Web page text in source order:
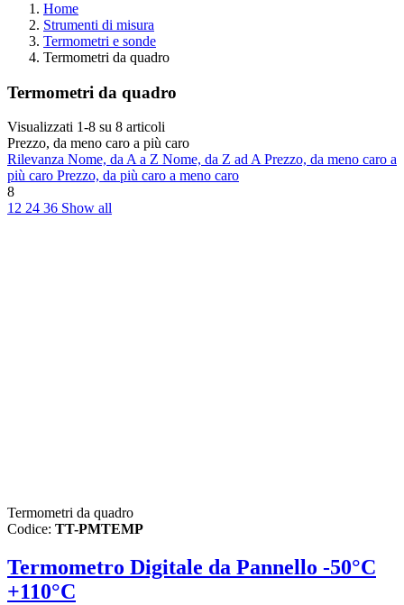
Home
Strumenti di misura
Termometri e sonde
Termometri da quadro
Termometri da quadro
Visualizzati 1-8 su 8 articoli
Prezzo, da meno caro a più caro
Rilevanza Nome, da A a Z Nome, da Z ad APrezzo, da meno caro a
più caro Prezzo, da più caro a meno caro
8
12 24 36 Show all
Termometri da quadro
Codice: TT-PMTEMP
Termometro Digitale da Pannello -50°C
+110°C